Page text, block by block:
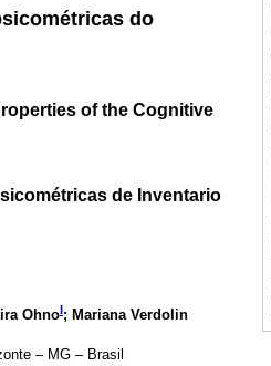
do
of the Cognitive
de Inventario
OhnoI; Mariana Verdolin
– MG – Brasil